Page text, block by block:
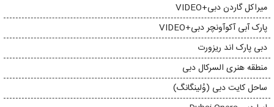
میراکل گاردن دبی+VIDEO
پارک آبی آکوآونچر دبی+VIDEO
دبی پارک اند ریزورت
منطقه هنری السرکال دبی
ساحل کایت دبی (وُلینگانگ)